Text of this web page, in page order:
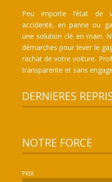
Peu importe l’état de
accidenté, en panne ou
une solution clé en main.
démarches pour lever le
rachat de votre voiture.
transparente et sans
DERNIERES
NOTRE FORCE
PRIX